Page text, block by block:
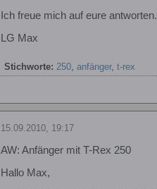
Ich freue mich auf eure antworten.
LG Max
Stichworte: 250, anfänger, t-rex
15.09.2010, 19:17
AW: Anfänger mit T-Rex 250
Hallo Max,